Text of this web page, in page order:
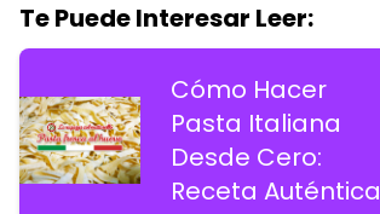
Te Puede Interesar Leer:
Cómo Hacer
Pasta Italiana
Desde Cero:
Receta Auténtica